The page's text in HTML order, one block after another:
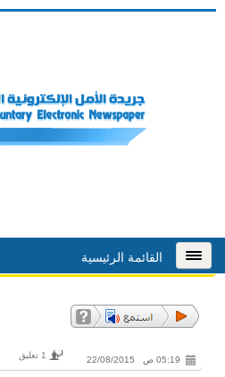
القائمة الرئيسية
05:19 ص 22/08/2015 1 تعليق